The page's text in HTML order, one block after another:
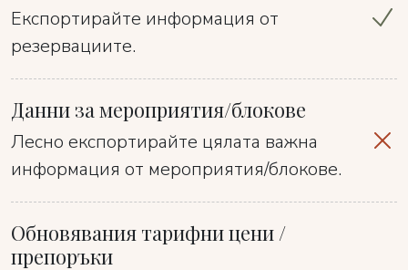
Експортирайте информация от
резервациите.
Данни за мероприятия/блокове
Лесно експортирайте цялата важна
информация от мероприятия/блокове.
Обновявания тарифни цени /
препоръки